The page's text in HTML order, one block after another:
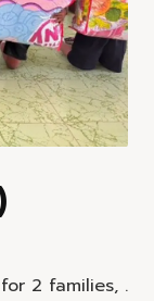
2 families, .